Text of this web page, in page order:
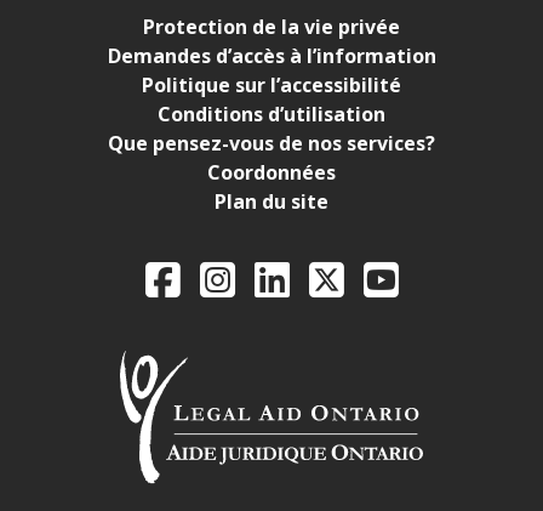
Protection de la vie privée
Demandes d’accès à l’information
Politique sur l’accessibilité
Conditions d’utilisation
Que pensez-vous de nos services?
Coordonnées
Plan du site
Legal Aid Ontario
FacebookInstagram
LinkedIn
X YouTube